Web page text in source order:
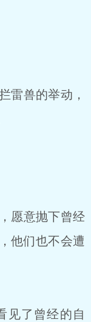
雷兽的举动，
愿意抛下曾经
他们也不会遭
了曾经的自